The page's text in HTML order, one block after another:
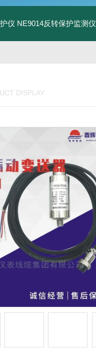
仪 NE9014反转保护监测仪
DISPLAY